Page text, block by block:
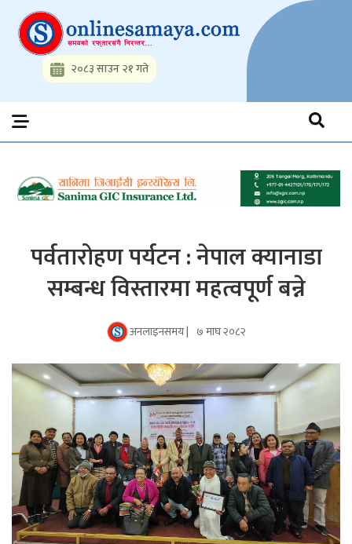
content
Onlinesamaya.com
Nepal News Portal, Business, Hot News, Interview, Opinions,
Politics, Science, Technology, Social, Media, Sports, Youth, Model
Watch, Movies
२०८३ साउन २१ गते
पर्वतारोहण पर्यटन : नेपाल क्यानाडा
सम्बन्ध विस्तारमा महत्वपूर्ण बन्ने
अनलाइनसमय | ७ माघ २०८२